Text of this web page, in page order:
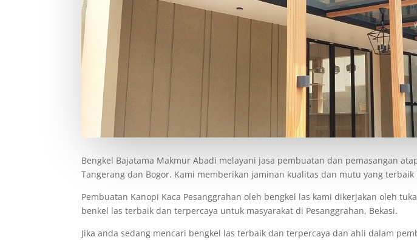
Bengkel Bajatama Makmur Abadi melayani jasa pembuatan dan pemasangan
Tangerang dan Bogor. Kami memberikan jaminan kualitas dan mutu yang terbaik
Pembuatan Kanopi Kaca Pesanggrahan oleh bengkel las kami dikerjakan oleh
benkel las terbaik dan terpercaya untuk masyarakat di Pesanggrahan, Bekasi.
Jika anda sedang mencari bengkel las terbaik dan terpercaya dan ahli dalam